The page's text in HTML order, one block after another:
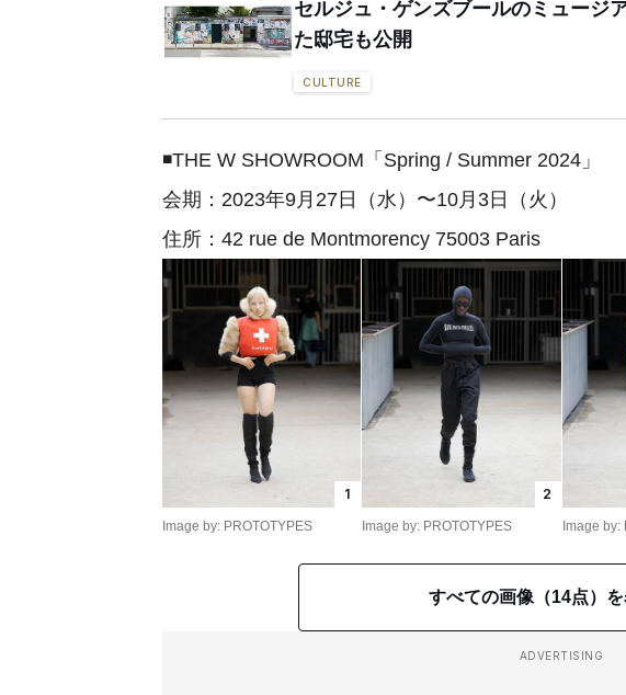
セルジュ・ゲンズブールのミュージ
た邸宅も公開
CULTURE
◾️THE W SHOWROOM「Spring / Summer 2024」
会期：2023年9月27日（水）〜10月3日（火）
住所：42 rue de Montmorency 75003 Paris
1
Image by: PROTOTYPES
2
Image by: PROTOTYPES Image by:
すべての画像（14点）
ADVERTISING